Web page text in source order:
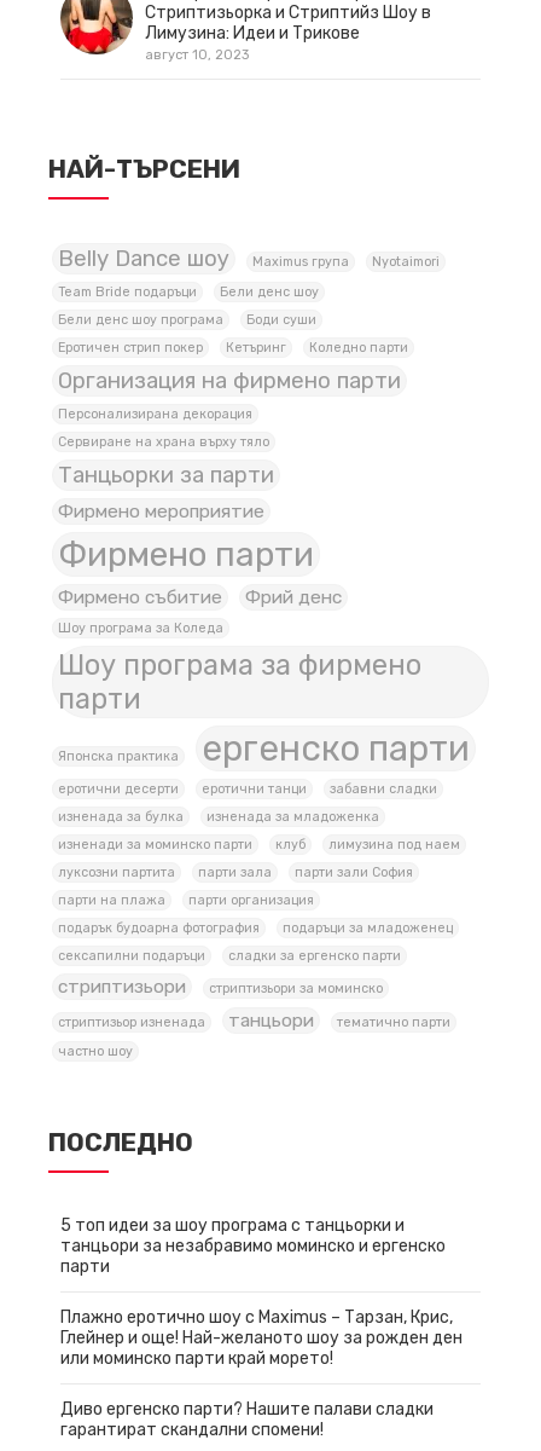
Стриптизьорка и Стриптийз Шоу в
Лимузина: Идеи и Трикове
август 10, 2023
НАЙ-ТЪРСЕНИ
Belly Dance шоу Maximus група
Nyotaimori
Team Bride подаръци
Бели денс шоу
Бели денс шоу програма
Боди суши
Еротичен стрип покер
Кетъринг Коледно парти
Организация на фирмено парти
Персонализирана декорация
Сервиране на храна върху тяло
Танцьорки за парти
Фирмено мероприятие
Фирмено парти
Фирмено събитие Фрий денс
Шоу програма за Коледа
Шоу програма за фирмено
парти
Японска практика ергенско парти
еротични десерти еротични танци
забавни сладки
изненада за булка
изненада за младоженка
изненади за моминско парти
клуб
лимузина под наем
луксозни партита
парти зала
парти зали София
парти на плажа
парти организация
подарък будоарна фотография
подаръци за младоженец
сексапилни подаръци
сладки за ергенско парти
стриптизьори стриптизьори за моминско
стриптизьор изненада танцьори
тематично парти
частно шоу
ПОСЛЕДНО
5 топ идеи за шоу програма с танцьорки и
танцьори за незабравимо моминско и ергенско
парти
Плажно еротично шоу с Maximus – Тарзан, Крис,
Глейнер и още! Най-желаното шоу за рожден ден
или моминско парти край морето!
Диво ергенско парти? Нашите палави сладки
гарантират скандални спомени!